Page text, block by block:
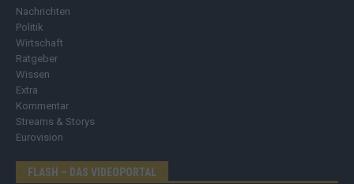
Nachrichten
Politik
Wirtschaft
Ratgeber
Wissen
Extra
Kommentar
Streams & Storys
Eurovision
FLASH – DAS VIDEOPORTAL